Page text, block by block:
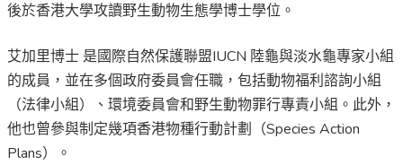
後於香港大學攻讀野生動物生態學博士學位。
艾加里博士 是國際自然保護聯盟IUCN 陸龜與淡水龜專家小組
的成員，並在多個政府委員會任職，包括動物福利諮詢小組
（法律小組）、環境委員會和野生動物罪行專責小組。此外，
他也曾參與制定幾項香港物種行動計劃（Species Action
Plans）。